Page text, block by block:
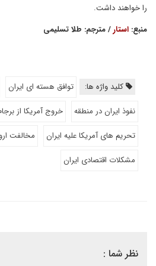
را خواهند داشت.
منبع: استار/ مترجم: طلا تسلیمی
کلید واژه ها: توافق هسته ای ایران
نفوذ ایران در منطقه
خروج آمریکا از
تحریم های آمریکا علیه ایران
مخالفت
مشکلات اقتصادی ایران
نظر شما :